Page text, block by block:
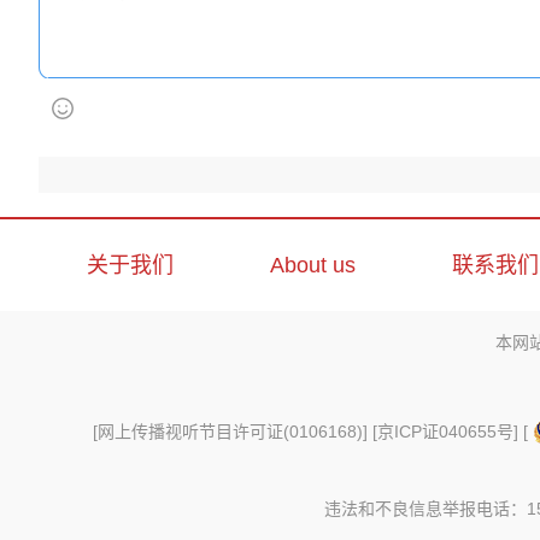
关于我们 About us 联系我们
本网
[网上传播视听节目许可证(0106168)] [京ICP证040655号] [
违法和不良信息举报电话：